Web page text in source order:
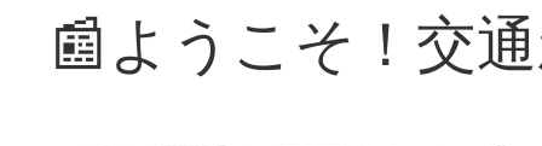
📰ようこそ！交